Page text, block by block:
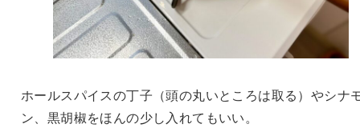
ホールスパイスの丁子（頭の丸いところは取る）やシナ
ン、黒胡椒をほんの少し入れてもいい。